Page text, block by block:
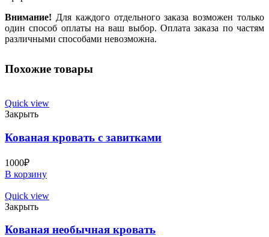
Внимание! Для каждого отдельного заказа возможен только
один способ оплаты на ваш выбор. Оплата заказа по частям
различными способами невозможна.
Похожие товары
Quick view
Закрыть
Кованая кровать с завитками
1000₽
В корзину
Quick view
Закрыть
Кованая необычная кровать